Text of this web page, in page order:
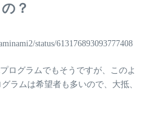
？
status/613176893093777408
ログラムでもそうですが、このよ
ラムは希望者も多いので、大抵、